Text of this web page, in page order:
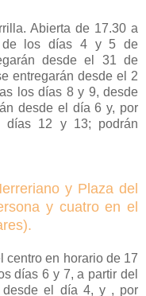
Abierta de 17.30 a
de los días 4 y 5 de
desde el 31 de
entregarán desde el 2
los días 8 y 9, desde
desde el día 6 y, por
días 12 y 13; podrán
y Plaza del
y cuatro en el
.
centro en horario de 17
días 6 y 7, a partir del
el día 4, y , por